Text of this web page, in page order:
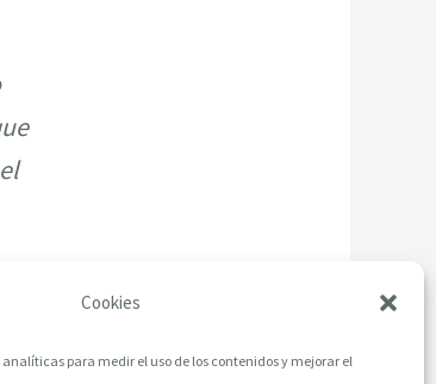
Cookies
para medir el uso de los contenidos y mejorar el